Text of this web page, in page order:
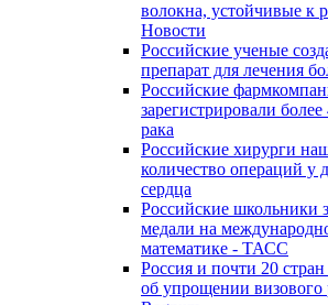
волокна, устойчивые к
Новости
Российские ученые
препарат для лечения
Российские
зарегистрировали
рака
Российские хирурги
количество операций у
сердца
Российские школьники
медали на
математике - ТАСС
Россия и почти 20
об упрощении